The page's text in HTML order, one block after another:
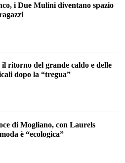
i Due Mulini diventano spazio
ritorno del grande caldo e delle
dopo la “tregua”
di Mogliano, con Laurels
è “ecologica”